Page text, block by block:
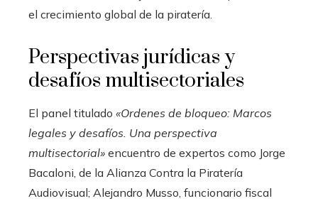
el crecimiento global de la piratería.
Perspectivas jurídicas y
desafíos multisectoriales
El panel titulado «Ordenes de bloqueo: Marcos
legales y desafíos. Una perspectiva
multisectorial» encuentro de expertos como Jorge
Bacaloni, de la Alianza Contra la Piratería
Audiovisual; Alejandro Musso, funcionario fiscal